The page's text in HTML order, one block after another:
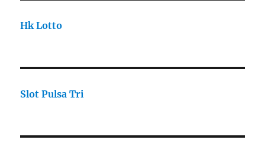
Hk Lotto
Slot Pulsa Tri